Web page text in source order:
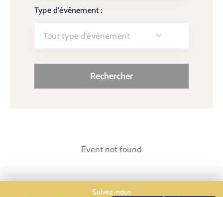
Type d'évènement :
Tout type d'évènement
Event not found
Suivez-nous